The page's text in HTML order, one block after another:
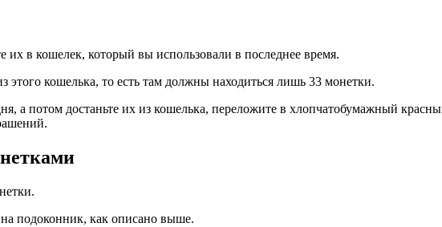
в кошелек, который вы использовали в последнее время.
этого кошелька, то есть там должны находиться лишь 33 монетки.
а потом достаньте их из кошелька, переложите в хлопчатобумажный
подоконник, как описано выше.